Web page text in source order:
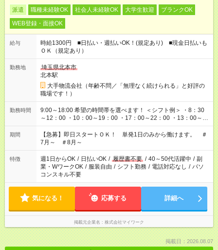
派遣 職種未経験OK 社会人未経験OK 大学生歓迎
ブランクOK
WEB登録・面接OK
給与
時給1300円 ■日払い・週払いOK！(規定あり) ■現金日払いも
ＯＫ（規定あり）
勤務地
埼玉県北本市
北本駅
大手物流会社（年齢不問／「無理なく続けられる」と好評の
職場です！）
勤務時間
9:00～18:00 希望の時間帯を選べます！ ＜シフト例＞ ・8：30
～12：00 ・10：00～19：00 ・17：00～22：00 ・13：00～
22：00 ・22：00～翌6：00 など
期間
【急募】即日スタートＯＫ！ 単発1日のみから働けます。 ＃
7月～ ＃8月～
特徴 週1日からOK / 日払いOK / 履歴書不要 / 40～50代活躍中 / 副
業・WワークOK / 服装自由 / シフト勤務 / 電話対応なし / パソ
コンスキル不要
気になる！ 応募する 詳細へ
掲載元企業名 株式会社マイワーク
掲載日：2026.08.07